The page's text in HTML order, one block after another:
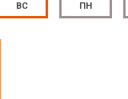
ВС
ПН